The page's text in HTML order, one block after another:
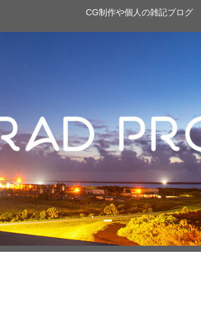
CG制作や個人の雑記ブログ